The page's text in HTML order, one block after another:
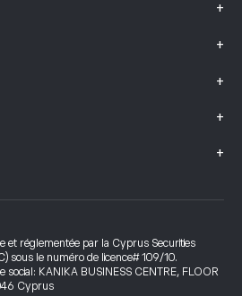
+
+
+
+
+
et réglementée par la Cyprus Securities
sous le numéro de licence# 109/10.
KANIKA BUSINESS CENTRE, FLOOR
Cyprus